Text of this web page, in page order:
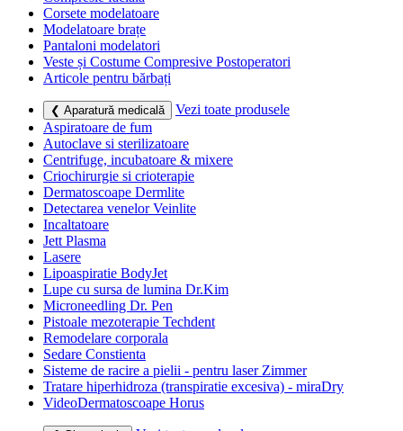
Corsete modelatoare
Modelatoare brațe
Pantaloni modelatori
Veste și Costume Compresive Postoperatori
Articole pentru bărbați
❮ Aparatură medicală
Vezi toate produsele
Aspiratoare de fum
Autoclave si sterilizatoare
Centrifuge, incubatoare & mixere
Criochirurgie si crioterapie
Dermatoscoape Dermlite
Detectarea venelor Veinlite
Incaltatoare
Jett Plasma
Lasere
Lipoaspiratie BodyJet
Lupe cu sursa de lumina Dr.Kim
Microneedling Dr. Pen
Pistoale mezoterapie Techdent
Remodelare corporala
Sedare Constienta
Sisteme de racire a pielii - pentru laser Zimmer
Tratare hiperhidroza (transpiratie excesiva) - miraDry
VideoDermatoscoape Horus